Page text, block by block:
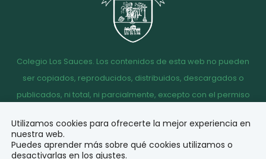
Colegio Los Sauces. Los contenidos de esta web no pueden
ser copiados, reproducidos, distribuidos, descargados o
publicados, ni total, ni parcialmente, excepto con el permiso
Aviso
legal
Política de
Privacidad
Política de
Cookies
Acceso
Utilizamos cookies para ofrecerte la mejor experiencia en
nuestra web.
Puedes aprender más sobre qué cookies utilizamos o
desactivarlas en los ajustes.